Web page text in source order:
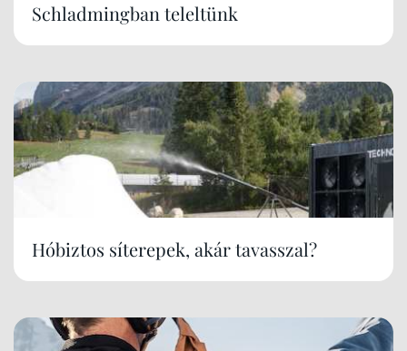
Schladmingban teleltünk
Hóbiztos síterepek, akár tavasszal?